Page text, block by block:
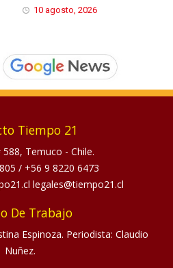
10 agosto, 2026
Tiempo 21
588, Temuco - Chile.
/ +56 9 8220 6473
legales@tiempo21.cl
De Trabajo
Espinoza. Periodista: Claudio
Nuñez.